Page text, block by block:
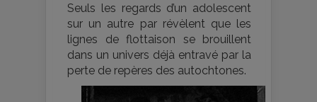
Seuls les regards d’un adolescent
sur un autre par révèlent que les
lignes de flottaison se brouillent
dans un univers déjà entravé par la
perte de repères des autochtones.